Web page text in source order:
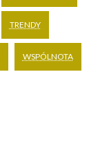
TRENDY
WSPÓLNOTA